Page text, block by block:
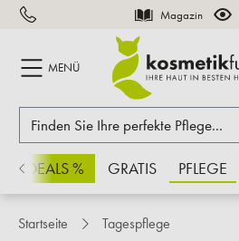
springen Magazin
MENÜ
% GRATIS PFLEGE
Startseite Tagespflege